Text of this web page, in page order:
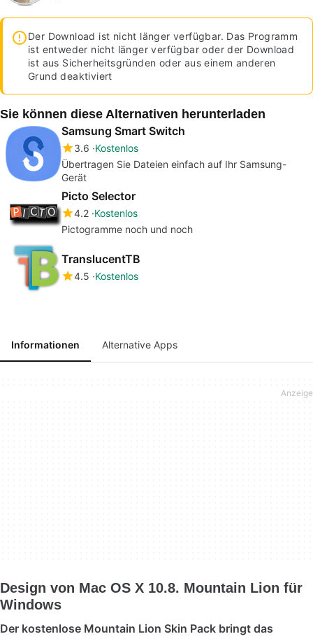
Der Download ist nicht länger verfügbar. Das Programm
ist entweder nicht länger verfügbar oder der Download
ist aus Sicherheitsgründen oder aus einem anderen
Grund deaktiviert
Sie können diese Alternativen herunterladen
Samsung Smart Switch
3.6 Kostenlos
Übertragen Sie Dateien einfach auf Ihr Samsung-
Gerät
Picto Selector
4.2 Kostenlos
Pictogramme noch und noch
TranslucentTB
4.5 Kostenlos
Informationen Alternative Apps
Design von Mac OS X 10.8. Mountain Lion für
Windows
Der kostenlose Mountain Lion Skin Pack bringt das